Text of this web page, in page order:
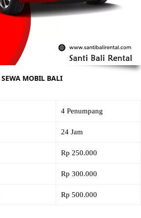
SEWA MOBIL BALI
4 Penumpang
24 Jam
Rp 250.000
Rp 300.000
Rp 500.000